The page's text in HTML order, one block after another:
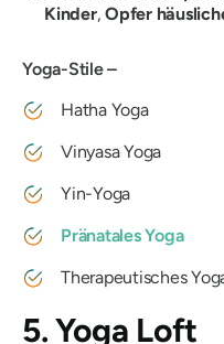
Kinder,Opfer
Yoga-Stile –
Hatha Yoga
Vinyasa Yoga
Yin-Yoga
Pränatales Yoga
Therapeutisches
5. Yoga Loft